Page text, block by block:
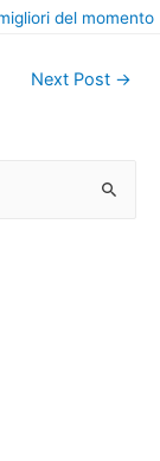
del momento
Next Post →